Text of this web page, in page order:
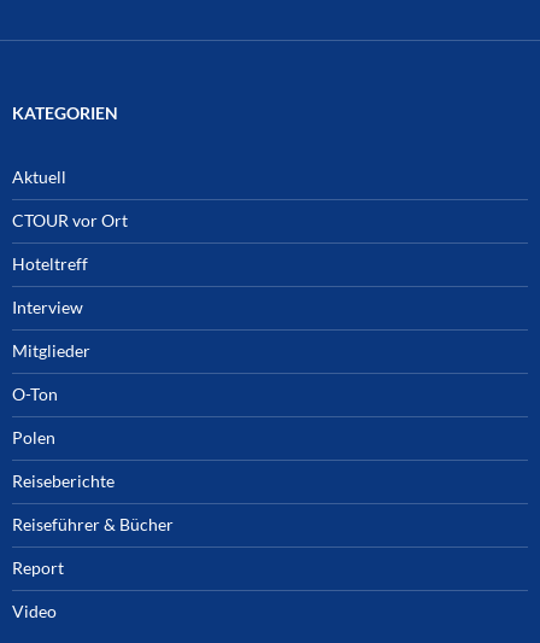
KATEGORIEN
Aktuell
CTOUR vor Ort
Hoteltreff
Interview
Mitglieder
O-Ton
Polen
Reiseberichte
Reiseführer & Bücher
Report
Video